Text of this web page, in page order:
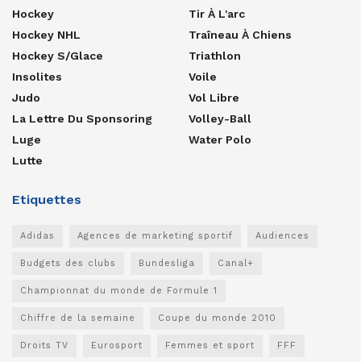
Hockey
Hockey NHL
Hockey S/glace
Insolites
Judo
La Lettre Du Sponsoring
Luge
Lutte
Tir À L'arc
Traîneau À Chiens
Triathlon
Voile
Vol Libre
Volley-Ball
Water Polo
Etiquettes
Adidas Agences de marketing sportif Audiences
Budgets des clubs Bundesliga Canal+
Championnat du monde de Formule 1
Chiffre de la semaine Coupe du monde 2010
Droits TV Eurosport Femmes et sport FFF